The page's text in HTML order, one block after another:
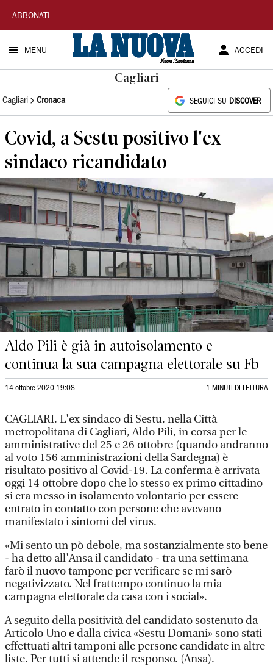
La
Nuova
Sardegna
ABBONATI
MENU ACCEDI
Cagliari
Cagliari Cronaca SEGUICI SU DISCOVER
Covid, a Sestu positivo l'ex
sindaco ricandidato
Aldo Pili è già in autoisolamento e
continua la sua campagna elettorale su Fb
14 ottobre 2020 19:08 1 MINUTI DI LETTURA
CAGLIARI. L'ex sindaco di Sestu, nella Città
metropolitana di Cagliari, Aldo Pili, in corsa per le
amministrative del 25 e 26 ottobre (quando andranno
al voto 156 amministrazioni della Sardegna) è
risultato positivo al Covid-19. La conferma è arrivata
oggi 14 ottobre dopo che lo stesso ex primo cittadino
si era messo in isolamento volontario per essere
entrato in contatto con persone che avevano
manifestato i sintomi del virus.
«Mi sento un pò debole, ma sostanzialmente sto bene
- ha detto all'Ansa il candidato - tra una settimana
farò il nuovo tampone per verificare se mi sarò
negativizzato. Nel frattempo continuo la mia
campagna elettorale da casa con i social».
A seguito della positività del candidato sostenuto da
Articolo Uno e dalla civica «Sestu Domani» sono stati
effettuati altri tamponi alle persone candidate in altre
liste. Per tutti si attende il responso. (Ansa).